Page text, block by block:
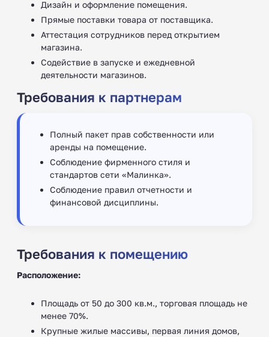
Дизайн и оформление помещения.
Прямые поставки товара от поставщика.
Аттестация сотрудников перед открытием
магазина.
Содействие в запуске и ежедневной
деятельности магазинов.
Требования к партнерам
Полный пакет прав собственности или
аренды на помещение.
Соблюдение фирменного стиля и
стандартов сети «Малинка».
Соблюдение правил отчетности и
финансовой дисциплины.
Требования к помещению
Расположение:
Площадь от 50 до 300 кв.м., торговая площадь не
менее 70%.
Крупные жилые массивы, первая линия домов,